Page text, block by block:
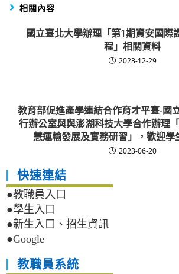
相關內容
國立臺北大學辦理「第1期資安國際
程」相關資料
2023-12-29
教育部促進產學連結合作育才平臺-國
行辦公室與與澎湖科技大學合作辦理
慧運輸發展及實務研習」，歡迎學
2023-06-20
快速連結
●教職員入口
●學生入口
●新生入口、招生資訊
●Google
教職員系統